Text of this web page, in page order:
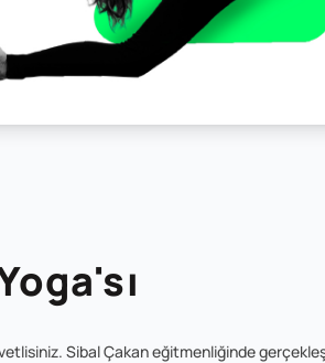
Sibal Çakan eğitmenliğinde